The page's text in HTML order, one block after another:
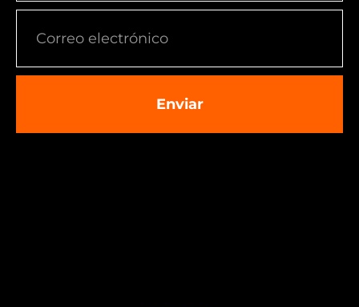
Enviar